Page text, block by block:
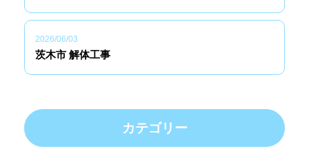
2026/06/03
茨木市 解体工事
カテゴリー